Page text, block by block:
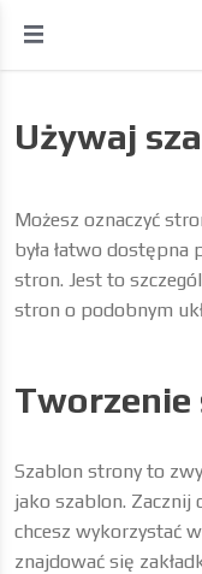
Używaj
Możesz oznaczyć
była łatwo
stron. Jest to
stron o podobnym
Szablon strony to
jako szablon.
chcesz wykorzystać
znajdować się